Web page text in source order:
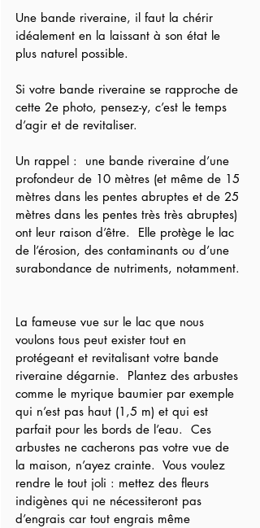
Une bande riveraine, il faut la chérir
idéalement en la laissant à son état le
plus naturel possible.
Si votre bande riveraine se rapproche de
cette 2e photo, pensez-y, c’est le temps
d’agir et de revitaliser.
Un rappel :  une bande riveraine d’une
profondeur de 10 mètres (et même de 15
mètres dans les pentes abruptes et de 25
mètres dans les pentes très très abruptes)
ont leur raison d’être.  Elle protège le lac
de l’érosion, des contaminants ou d’une
surabondance de nutriments, notamment.
La fameuse vue sur le lac que nous
voulons tous peut exister tout en
protégeant et revitalisant votre bande
riveraine dégarnie.  Plantez des arbustes
comme le myrique baumier par exemple
qui n’est pas haut (1,5 m) et qui est
parfait pour les bords de l’eau.  Ces
arbustes ne cacherons pas votre vue de
la maison, n’ayez crainte.  Vous voulez
rendre le tout joli : mettez des fleurs
indigènes qui ne nécessiteront pas
d’engrais car tout engrais même